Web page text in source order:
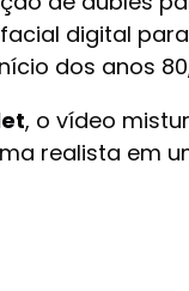
digital
dos anos
, o vídeo
realista em